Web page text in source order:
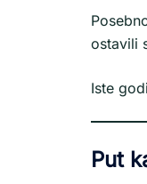
ostavili
Iste
Put